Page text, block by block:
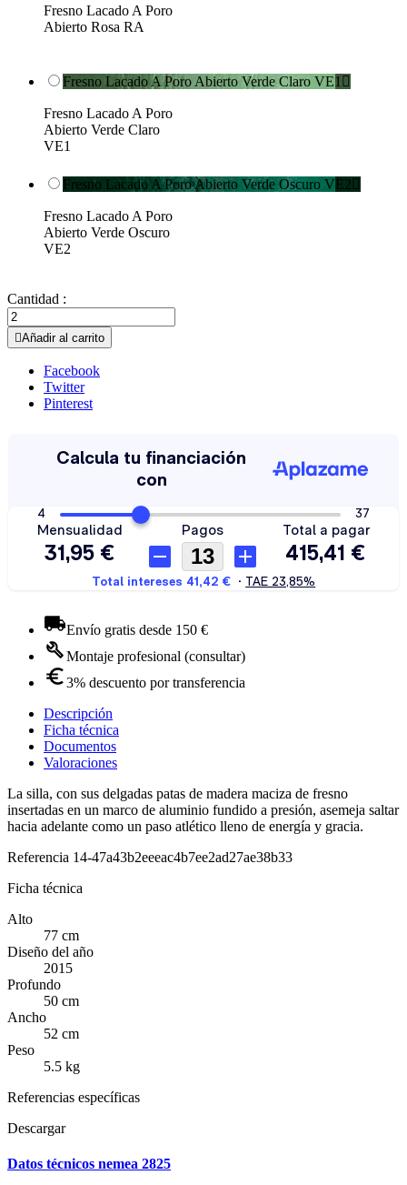
Fresno Lacado A Poro
Abierto Rosa RA
Fresno Lacado A Poro Abierto Verde Claro VE1 
Fresno Lacado A Poro
Abierto Verde Claro
VE1
Fresno Lacado A Poro Abierto Verde Oscuro VE2 
Fresno Lacado A Poro
Abierto Verde Oscuro
VE2
Cantidad :
Añadir al carrito
Facebook
Twitter
Pinterest
Envío gratis desde 150 €
Montaje profesional (consultar)
3% descuento por transferencia
Descripción
Ficha técnica
Documentos
Valoraciones
La silla, con sus delgadas patas de madera maciza de fresno
insertadas en un marco de aluminio fundido a presión, asemeja saltar
hacia adelante como un paso atlético lleno de energía y gracia.
Referencia 14-47a43b2eeeac4b7ee2ad27ae38b33
Ficha técnica
Alto
77 cm
Diseño del año
2015
Profundo
50 cm
Ancho
52 cm
Peso
5.5 kg
Referencias específicas
Descargar
Datos técnicos nemea 2825